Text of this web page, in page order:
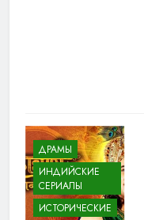
ДРАМЫ
ИНДИЙСКИЕ
СЕРИАЛЫ
ИСТОРИЧЕСКИЕ